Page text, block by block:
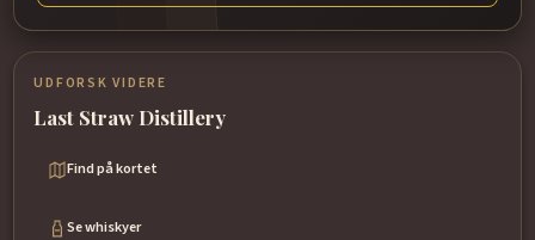
UDFORSK VIDERE
Last Straw Distillery
Find på kortet
Se whiskyer